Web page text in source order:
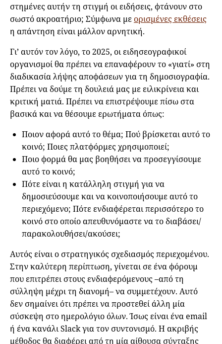
στημένες αυτήν τη στιγμή οι ειδήσεις, φτάνουν στο
σωστό ακροατήριο; Σύμφωνα μεορισμένες εκθέσεις
η απάντηση είναι μάλλον αρνητική.
Γι’ αυτόν τον λόγο, το 2025, οι ειδησεογραφικοί
οργανισμοί θα πρέπει να επαναφέρουν το «γιατί» στη
διαδικασία λήψης αποφάσεων για τη δημοσιογραφία.
Πρέπει να δούμε τη δουλειά μας με ειλικρίνεια και
κριτική ματιά. Πρέπει να επιστρέψουμε πίσω στα
βασικά και να θέσουμε ερωτήματα όπως:
Ποιον αφορά αυτό το θέμα; Πού βρίσκεται αυτό το
κοινό; Ποιες πλατφόρμες χρησιμοποιεί;
Ποιο φορμά θα μας βοηθήσει να προσεγγίσουμε
αυτό το κοινό;
Πότε είναι η κατάλληλη στιγμή για να
δημοσιεύσουμε και να κοινοποιήσουμε αυτό το
περιεχόμενο; Πότε ενδιαφέρεται περισσότερο το
κοινό στο οποίο απευθυνόμαστε να το διαβάσει/
παρακολουθήσει/ακούσει;
Αυτός είναι ο στρατηγικός σχεδιασμός περιεχομένου.
Στην καλύτερη περίπτωση, γίνεται σε ένα φόρουμ
που επιτρέπει στους ενδιαφερόμενους –από τη
σύλληψη μέχρι τη διανομή– να συμμετέχουν. Αυτό
δεν σημαίνει ότι πρέπει να προστεθεί άλλη μία
σύσκεψη στο ημερολόγιο όλων. Ίσως είναι ένα email
ή ένα κανάλι Slack για τον συντονισμό. Η ακριβής
μέθοδος θα διαφέρει από τη μία αίθουσα σύνταξης